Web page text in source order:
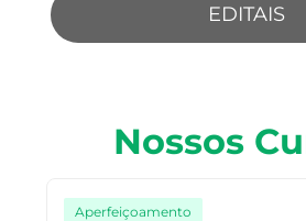
EDITAIS
Nossos
Aperfeiçoamento